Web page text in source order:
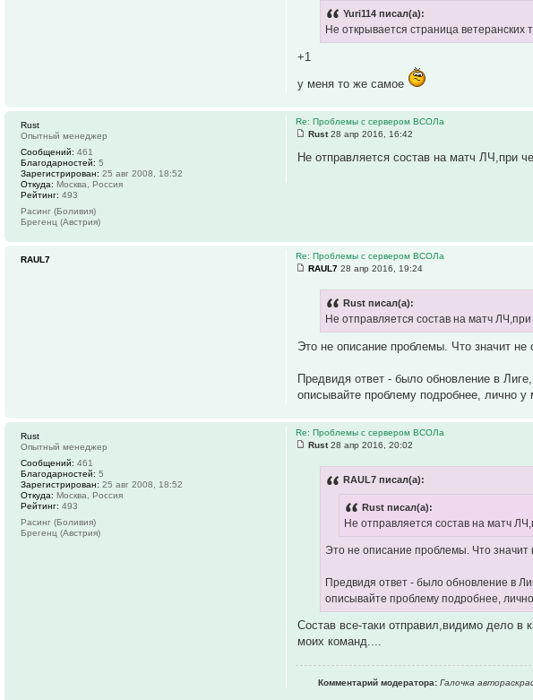
Yuri114 писал(а):
Не открывается страница ветеранских
+1
у меня то же самое
Re: Проблемы с сервером ВСОЛа
Rust28 апр 2016, 16:42
Не отправляется состав на матч ЛЧ,при
Rust
Опытный менеджер
Сообщений: 461
Благодарностей: 5
Зарегистрирован: 25 авг 2008, 18:52
Откуда: Москва, Россия
Рейтинг: 493
Расинг (Боливия)
Брегенц (Австрия)
Re: Проблемы с сервером ВСОЛа
RAUL7 28 апр 2016, 19:24
Rust писал(а):
Не отправляется состав на матч
Это не описание проблемы. Что значит не
Предвидя ответ - было обновление в
описывайте проблему подробнее, лично у
RAUL7
Re: Проблемы с сервером ВСОЛа
Rust28 апр 2016, 20:02
RAUL7 писал(а):
Rust писал(а):
Не отправляется состав на матч
Это не описание проблемы. Что значит
Предвидя ответ - было обновление в
описывайте проблему подробнее,
Состав все-таки отправил,видимо дело в
моих команд....
Комментарий модератора: Галочка
Rust
Опытный менеджер
Сообщений: 461
Благодарностей: 5
Зарегистрирован: 25 авг 2008, 18:52
Откуда: Москва, Россия
Рейтинг: 493
Расинг (Боливия)
Брегенц (Австрия)